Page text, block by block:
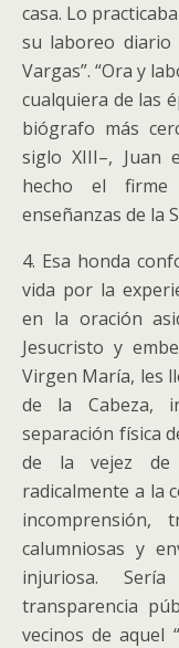
casa. Lo
su laboreo diario
Vargas”. “Ora y
cualquiera de las
biógrafo más
siglo XIII–, Juan
hecho el
enseñanzas de la
4. Esa honda
vida por la
en la oración
Jesucristo y
Virgen María, les
de la Cabeza,
separación física
de la vejez de
radicalmente a la
incomprensión,
calumniosas y
injuriosa.
transparencia
vecinos de aquel